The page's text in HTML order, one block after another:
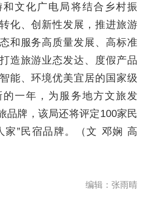
化广电局将结合乡村振
化、创新性发展，推进旅游
和服务高质量发展、高标准
造旅游业态发达、度假产品
能、环境优美宜居的国家级
一年，为服务地方文旅发
品牌，该局还将评定100家民
家”民宿品牌。（文 邓娴 高
编辑：张雨晴